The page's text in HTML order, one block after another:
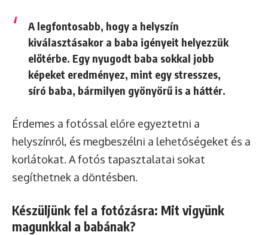
A legfontosabb, hogy a helyszín
kiválasztásakor a baba igényeit helyezzük
előtérbe. Egy nyugodt baba sokkal jobb
képeket eredményez, mint egy stresszes,
síró baba, bármilyen gyönyörű is a háttér.
Érdemes a fotóssal előre egyeztetni a
helyszínről, és megbeszélni a lehetőségeket és a
korlátokat. A fotós tapasztalatai sokat
segíthetnek a döntésben.
Készüljünk fel a fotózásra: Mit vigyünk
magunkkal a babának?